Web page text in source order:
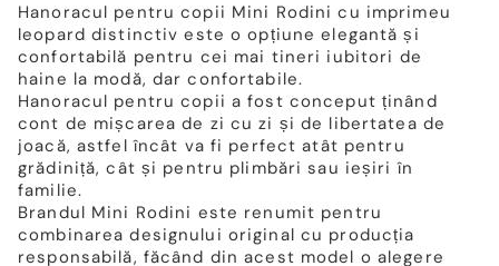
Hanoracul pentru copii Mini Rodini cu imprimeu
leopard distinctiv este o opțiune elegantă și
confortabilă pentru cei mai tineri iubitori de
haine la modă, dar confortabile.
Hanoracul pentru copii a fost conceput ținând
cont de mișcarea de zi cu zi și de libertatea de
joacă, astfel încât va fi perfect atât pentru
grădiniță, cât și pentru plimbări sau ieșiri în
familie.
Brandul Mini Rodini este renumit pentru
combinarea designului original cu producția
responsabilă, făcând din acest model o alegere